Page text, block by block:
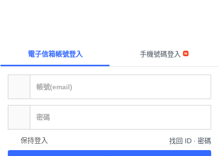
電子信箱帳號登入 手機號碼登入
保持登入 找回 ID ∙ 密碼